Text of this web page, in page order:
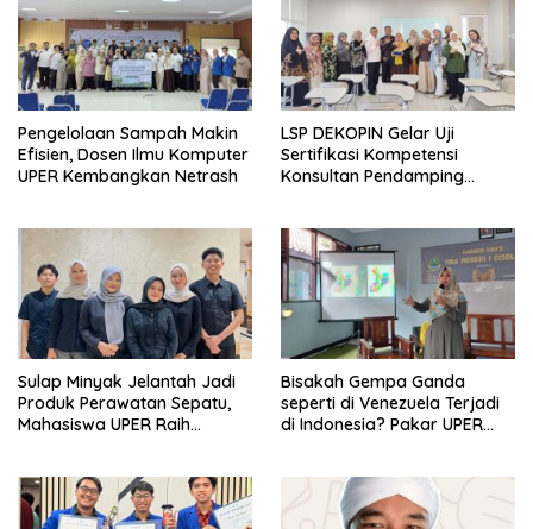
Pengelolaan Sampah Makin
Efisien, Dosen Ilmu Komputer
UPER Kembangkan Netrash
LSP DEKOPIN Gelar Uji
Sertifikasi Kompetensi
Konsultan Pendamping
Sulap Minyak Jelantah Jadi
Produk Perawatan Sepatu,
Mahasiswa UPER Raih
Bisakah Gempa Ganda
seperti di Venezuela Terjadi
di Indonesia? Pakar UPER